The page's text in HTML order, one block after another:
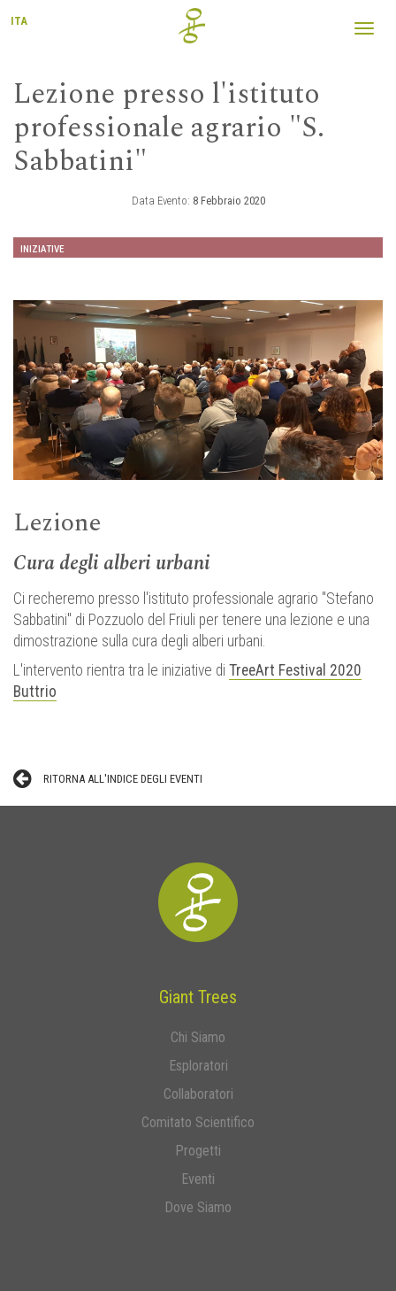
ITA
Lezione presso l'istituto
professionale agrario "S.
Sabbatini"
Data Evento: 8 Febbraio 2020
INIZIATIVE
Lezione
Cura degli alberi urbani
Ci recheremo presso l'istituto professionale agrario "Stefano
Sabbatini" di Pozzuolo del Friuli per tenere una lezione e una
dimostrazione sulla cura degli alberi urbani.
L'intervento rientra tra le iniziative di TreeArt Festival 2020
Buttrio
RITORNA ALL'INDICE DEGLI EVENTI
Giant Trees
Chi Siamo
Esploratori
Collaboratori
Comitato Scientifico
Progetti
Eventi
Dove Siamo